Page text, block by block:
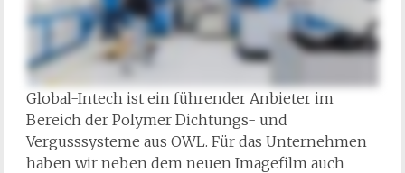
Global-Intech ist ein führender Anbieter im
Bereich der Polymer Dichtungs- und
Vergusssysteme aus OWL. Für das Unternehmen
haben wir neben dem neuen Imagefilm auch